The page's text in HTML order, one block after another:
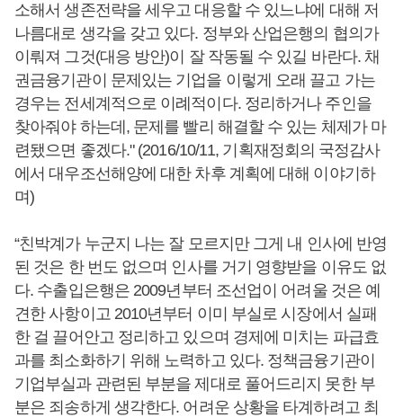
소해서 생존전략을 세우고 대응할 수 있느냐에 대해 저
나름대로 생각을 갖고 있다. 정부와 산업은행의 협의가
이뤄져 그것(대응 방안)이 잘 작동될 수 있길 바란다. 채
권금융기관이 문제있는 기업을 이렇게 오래 끌고 가는
경우는 전세계적으로 이례적이다. 정리하거나 주인을
찾아줘야 하는데, 문제를 빨리 해결할 수 있는 체제가 마
련됐으면 좋겠다." (2016/10/11, 기획재정회의 국정감사
에서 대우조선해양에 대한 차후 계획에 대해 이야기하
며)
“친박계가 누군지 나는 잘 모르지만 그게 내 인사에 반영
된 것은 한 번도 없으며 인사를 거기 영향받을 이유도 없
다. 수출입은행은 2009년부터 조선업이 어려울 것은 예
견한 사항이고 2010년부터 이미 부실로 시장에서 실패
한 걸 끌어안고 정리하고 있으며 경제에 미치는 파급효
과를 최소화하기 위해 노력하고 있다. 정책금융기관이
기업부실과 관련된 부분을 제대로 풀어드리지 못한 부
분은 죄송하게 생각한다. 어려운 상황을 타계하려고 최